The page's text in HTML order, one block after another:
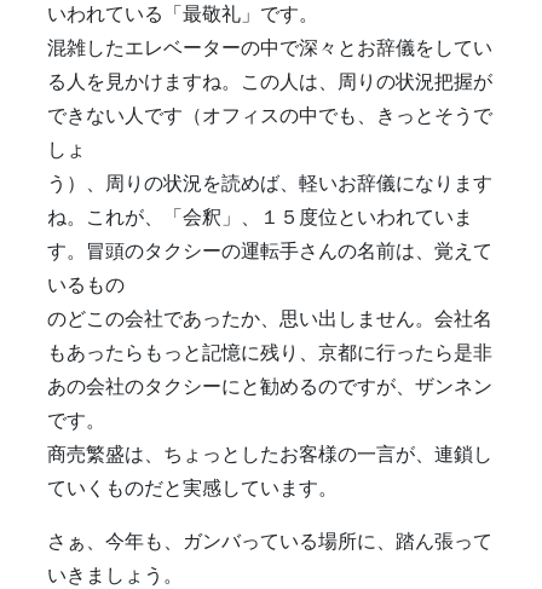
いわれている「最敬礼」です。
混雑したエレベーターの中で深々とお辞儀をしてい
る人を見かけますね。この人は、周りの状況把握が
できない人です（オフィスの中でも、きっとそうで
しょ
う）、周りの状況を読めば、軽いお辞儀になります
ね。これが、「会釈」、１５度位といわれていま
す。冒頭のタクシーの運転手さんの名前は、覚えて
いるもの
のどこの会社であったか、思い出しません。会社名
もあったらもっと記憶に残り、京都に行ったら是非
あの会社のタクシーにと勧めるのですが、ザンネン
です。
商売繁盛は、ちょっとしたお客様の一言が、連鎖し
ていくものだと実感しています。
さぁ、今年も、ガンバっている場所に、踏ん張って
いきましょう。